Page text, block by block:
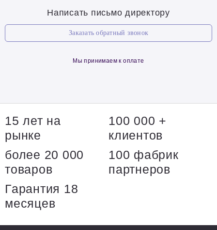
Написать письмо директору
Заказать обратный звонок
Мы принимаем к оплате
15 лет на
рынке
100 000 +
клиентов
более 20 000
товаров
100 фабрик
партнеров
Гарантия 18
месяцев